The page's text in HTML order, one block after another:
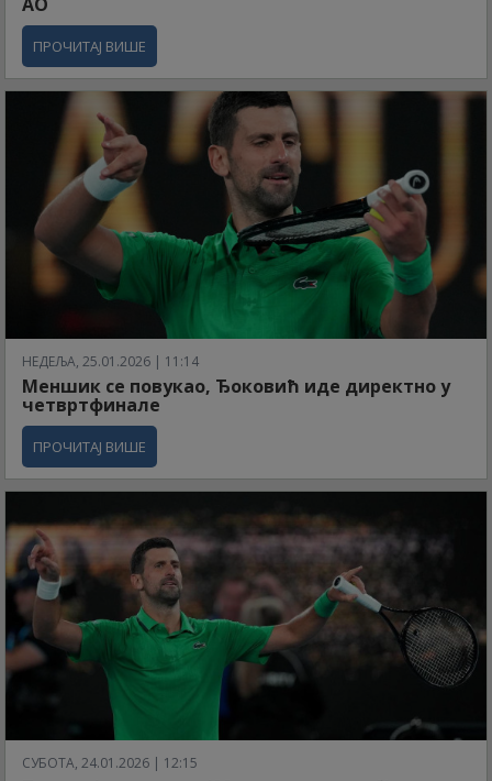
ПРОЧИТАЈ ВИШЕ
НЕДЕЉА, 25.01.2026 | 11:14
Меншик се повукао, Ђоковић иде директно у
четвртфинале
ПРОЧИТАЈ ВИШЕ
СУБОТА, 24.01.2026 | 12:15